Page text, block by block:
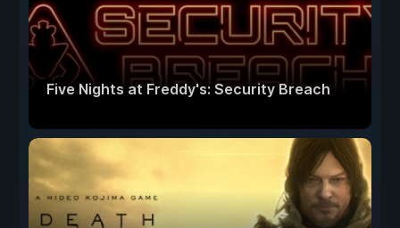
Five Nights at Freddy's: Security Breach